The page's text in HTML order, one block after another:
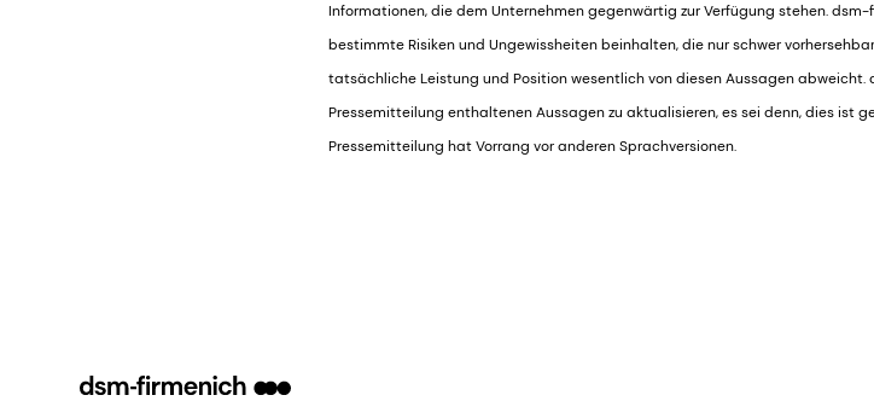
Informationen, die dem Unternehmen gegenwärtig zur Verfügung stehen.
bestimmte Risiken und Ungewissheiten beinhalten, die nur schwer
tatsächliche Leistung und Position wesentlich von diesen Aussagen
Pressemitteilung enthaltenen Aussagen zu aktualisieren, es sei denn, dies ist
Pressemitteilung hat Vorrang vor anderen Sprachversionen.